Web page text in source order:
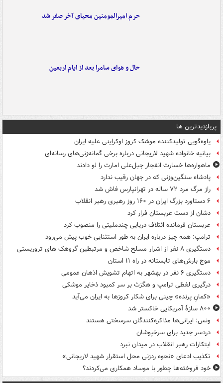
حرم امیرالمومنین محیای آخر صفر شد
حال و هوای سامرا بعد از ایام اربعین
پربازدیدترین ها
یاوه‌گویی تولیدکننده موشک کروز اوکراینی علیه ایران
بیانیه خانواده شهید لاریجانی درباره برخی گمانه‌زنی‌های رسانه‌ای
ماهواره‌ها خسارت انفجار جبل‌علی امارت را لو دادند
پادشاه سنگین‌وزنی که در جهان رقیب ندارد
راز مرگ مرد ۷۲ ساله در تهرانپارس فاش شد
۶ دستاورد بزرگ ایران در ۱۶۰ روز رهبری رهبر انقلاب
دشان از دست عربستان فرار کرد
عربستان فرمانده ائتلاف دریایی چندملیتی را منصوب کرد
ترامپ: همه چیز درباره ایران به طور استثنایی خوب پیش می‌رود
دستگیری ۸ نفر از اشرار مسلح شاخص و مرتبطین گروهک های تروریستی
موج بارش‌های تابستانه در راه ۱۱ استان
دستگیری ۶ نفر در بهشهر به اتهام تشویش اذهان عمومی
درگیری لفظی ترامپ و هگزث بر سر کمبود ذخایر موشکی
«کمانِ پرنده» چینی برای شکار کروزها به ایران می‌آید
۸۰۰ سازۀ آمریکایی خاکستر شد
ونس: ایرانی‌ها مذاکره‌کنندگان سرسختی هستند
دردسر جدید برای سرخپوشان
ابتکارات رهبر انقلاب در میدان نبرد
تکذیب ادعای «نحوه ردزنی محل استقرار شهید لاریجانی»
خود فروخته‌ها چطور با موساد همکاری می‌کردند؟